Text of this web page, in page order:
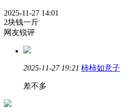
2025-11-27 14:01
2块钱一斤
网友锐评
2025-11-27 19:21 柿柿如意子
差不多